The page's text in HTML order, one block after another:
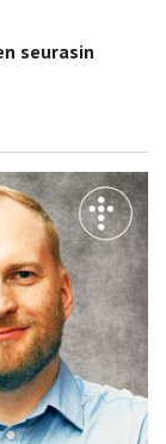
seurasin